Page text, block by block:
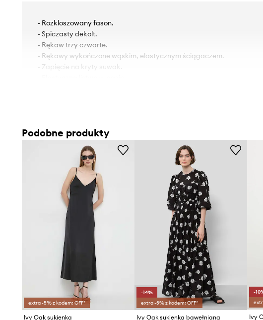
- Rozkloszowany fason.
- Spiczasty dekolt.
- Rękaw trzy czwarte.
- Rękawy wykończone wąskim, elastycznym ściągaczem.
- Zapięcie na kryty suwak.
- Wymiary podane dla rozmiaru: 36.
Podobne produkty
extra -5% z kodem: OFF*
Ivy Oak sukienka
-14%
extra -5% z kodem: OFF*
Ivy Oak sukienka bawełniana
-
Ivy